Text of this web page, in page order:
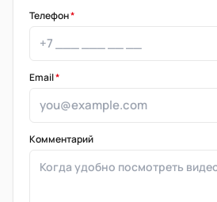
Телефон*
Email*
Комментарий